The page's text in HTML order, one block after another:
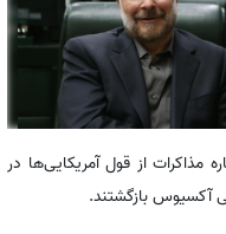
مذاکرات از قول آمریکایی‌ها در
آکسیوس بازگشتند.